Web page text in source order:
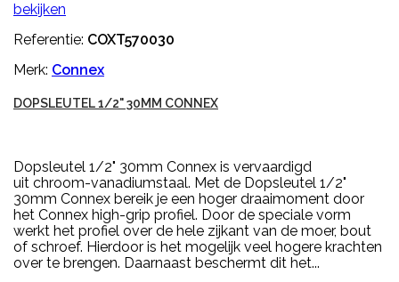
bekijken
Referentie: COXT570030
Merk: Connex
DOPSLEUTEL 1/2" 30MM CONNEX
Dopsleutel 1/2" 30mm Connex is vervaardigd
uit chroom-vanadiumstaal. Met de Dopsleutel 1/2"
30mm Connex bereik je een hoger draaimoment door
het Connex high-grip profiel. Door de speciale vorm
werkt het profiel over de hele zijkant van de moer, bout
of schroef. Hierdoor is het mogelijk veel hogere krachten
over te brengen. Daarnaast beschermt dit het...